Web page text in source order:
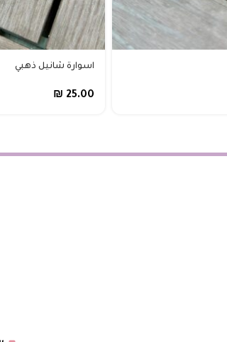
اسوارة شانيل ذهبي
₪ 25.00